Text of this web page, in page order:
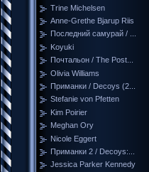
Trine Michelsen
Anne-Grethe Bjarup Riis
Последний самурай / ...
Koyuki
Почтальон / The Post...
Olivia Williams
Приманки / Decoys (2...
Stefanie von Pfetten
Kim Poirier
Meghan Ory
Nicole Eggert
Приманки 2 / Decoys:...
Jessica Parker Kennedy